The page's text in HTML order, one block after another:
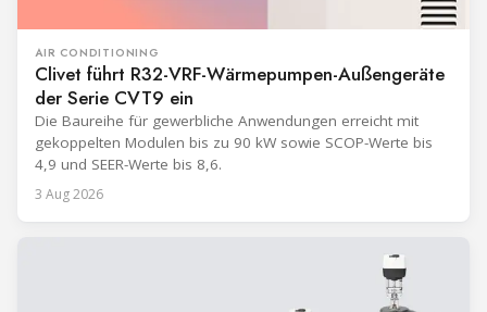
AIR CONDITIONING
Clivet führt R32-VRF-Wärmepumpen-Außengeräte
der Serie CVT9 ein
Die Baureihe für gewerbliche Anwendungen erreicht mit
gekoppelten Modulen bis zu 90 kW sowie SCOP-Werte bis
4,9 und SEER-Werte bis 8,6.
3 Aug 2026